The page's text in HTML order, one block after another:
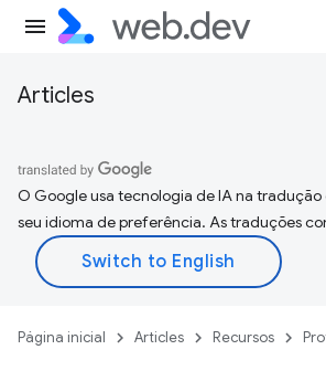
Articles
O Google usa tecnologia de IA na
seu idioma de preferência. As traduções
Página inicial Articles Recursos